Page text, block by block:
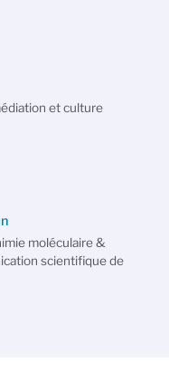
et culture
moléculaire &
scientifique de